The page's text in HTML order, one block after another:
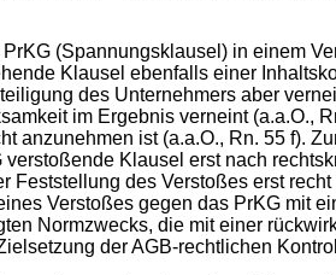
(Spannungsklausel) in einem
Klausel ebenfalls einer
des Unternehmers aber
im Ergebnis verneint (a.a.O.,
anzunehmen ist (a.a.O., Rn. 55 f).
Klausel erst nach
des Verstoßes erst
Verstoßes gegen das PrKG mit
Normzwecks, die mit einer
der AGB-rechtlichen